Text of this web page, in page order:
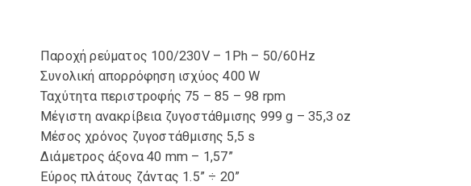
Παροχή ρεύματος 100/230V – 1Ph – 50/60Hz
Συνολική απορρόφηση ισχύος 400 W
Ταχύτητα περιστροφής 75 – 85 – 98 rpm
Μέγιστη ανακρίβεια ζυγοστάθμισης 999 g – 35,3 oz
Μέσος χρόνος ζυγοστάθμισης 5,5 s
Διάμετρος άξονα 40 mm – 1,57”
Εύρος πλάτους ζάντας 1.5” ÷ 20”